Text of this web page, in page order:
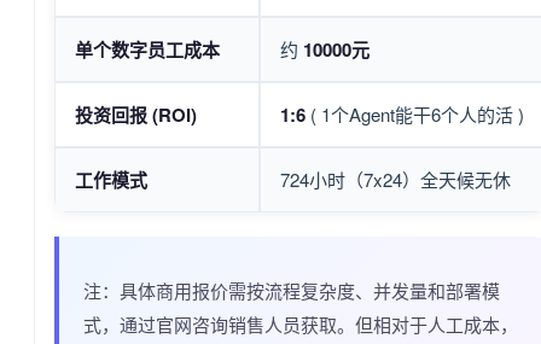
单个数字员工成本 约 10000元
投资回报 (ROI) 1:6 ( 1个Agent能干6个人的活 )
工作模式 724小时（7x24）全天候无休
注：具体商用报价需按流程复杂度、并发量和部署模
式，通过官网咨询销售人员获取。但相对于人工成本，